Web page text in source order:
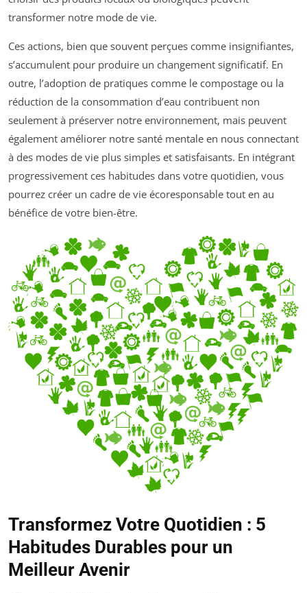
transformer notre mode de vie.
Ces actions, bien que souvent perçues comme insignifiantes,
s’accumulent pour produire un changement significatif. En
outre, l’adoption de pratiques comme le compostage ou la
réduction de la consommation d’eau contribuent non
seulement à préserver notre environnement, mais peuvent
également améliorer notre santé mentale en nous connectant
à des modes de vie plus simples et satisfaisants. En intégrant
progressivement ces habitudes dans votre quotidien, vous
pourrez créer un cadre de vie écoresponsable tout en au
bénéfice de votre bien-être.
Transformez Votre Quotidien : 5
Habitudes Durables pour un
Meilleur Avenir